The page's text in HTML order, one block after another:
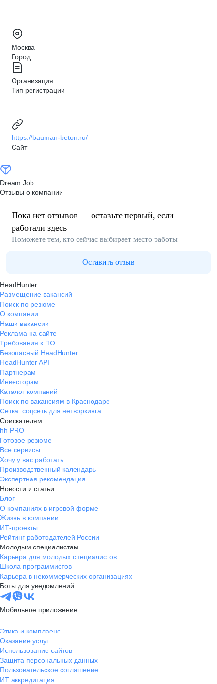
Москва
Город
Организация
Тип регистрации
https://bauman-beton.ru/
Сайт
Dream Job
Отзывы о компании
Пока нет отзывов — оставьте первый, если
работали здесь
Поможете тем, кто сейчас выбирает место работы
Оставить отзыв
HeadHunter
Размещение вакансий
Поиск по резюме
О компании
Наши вакансии
Реклама на сайте
Требования к ПО
Безопасный HeadHunter
HeadHunter API
Партнерам
Инвесторам
Каталог компаний
Поиск по вакансиям в Краснодаре
Сетка: соцсеть для нетворкинга
Соискателям
hh PRO
Готовое резюме
Все сервисы
Хочу у вас работать
Производственный календарь
Экспертная рекомендация
Новости и статьи
Блог
О компаниях в игровой форме
Жизнь в компании
ИТ-проекты
Рейтинг работодателей России
Молодым специалистам
Карьера для молодых специалистов
Школа программистов
Карьера в некоммерческих организациях
Боты для уведомлений
Мобильное приложение
Этика и комплаенс
Оказание услуг
Использование сайтов
Защита персональных данных
Пользовательское соглашение
ИТ аккредитация